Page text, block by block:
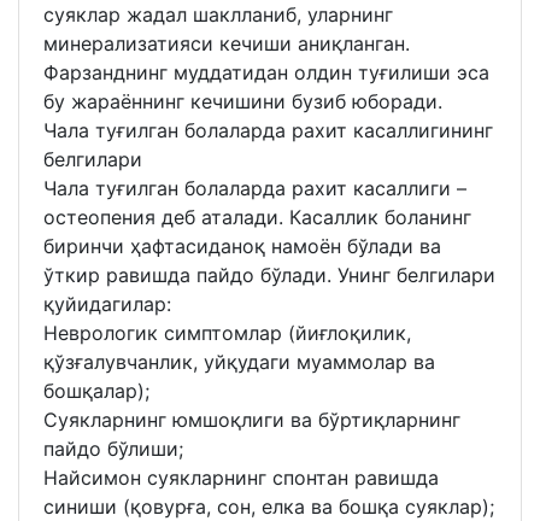
суяклар жадал шаклланиб, уларнинг
минерализатияси кечиши аниқланган.
Фарзанднинг муддатидан олдин туғилиши эса
бу жараённинг кечишини бузиб юборади.
Чала туғилган болаларда рахит касаллигининг
белгилари
Чала туғилган болаларда рахит касаллиги –
остеопения деб аталади. Касаллик боланинг
биринчи ҳафтасиданоқ намоён бўлади ва
ўткир равишда пайдо бўлади. Унинг белгилари
қуйидагилар:
Неврологик симптомлар (йиғлоқилик,
қўзғалувчанлик, уйқудаги муаммолар ва
бошқалар);
Суякларнинг юмшоқлиги ва бўртиқларнинг
пайдо бўлиши;
Найсимон суякларнинг спонтан равишда
синиши (қовурға, сон, елка ва бошқа суяклар);